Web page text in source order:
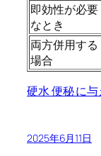
即効性が必要
なとき
両方併用する
場合
硬水 便秘 に
2025年6月11日